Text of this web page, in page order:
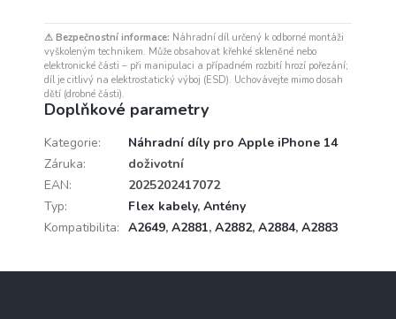
⚠ Bezpečnostní informace: Náhradní díl určený k odborné montáži
vyškoleným technikem. Může obsahovat křehké skleněné nebo
elektronické části – při manipulaci a případném rozbití hrozí pořezání;
díl je citlivý na elektrostatický výboj (ESD). Uchovávejte mimo dosah
dětí (drobné části).
Doplňkové parametry
Kategorie:
Náhradní díly pro Apple iPhone 14
Záruka:
doživotní
EAN:
2025202417072
Typ: Flex kabely, Antény
Kompatibilita: A2649, A2881, A2882, A2884, A2883